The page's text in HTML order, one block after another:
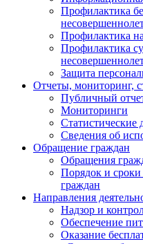
Профилактика
Профилактика
Профилактика
Защита
Отчеты, мониторинг,
Публичный
Мониторинги
Статистические
Сведения об
Обращение граждан
Обращения
Порядок и
граждан
Направления
Надзор и
Обеспечение
Оказание